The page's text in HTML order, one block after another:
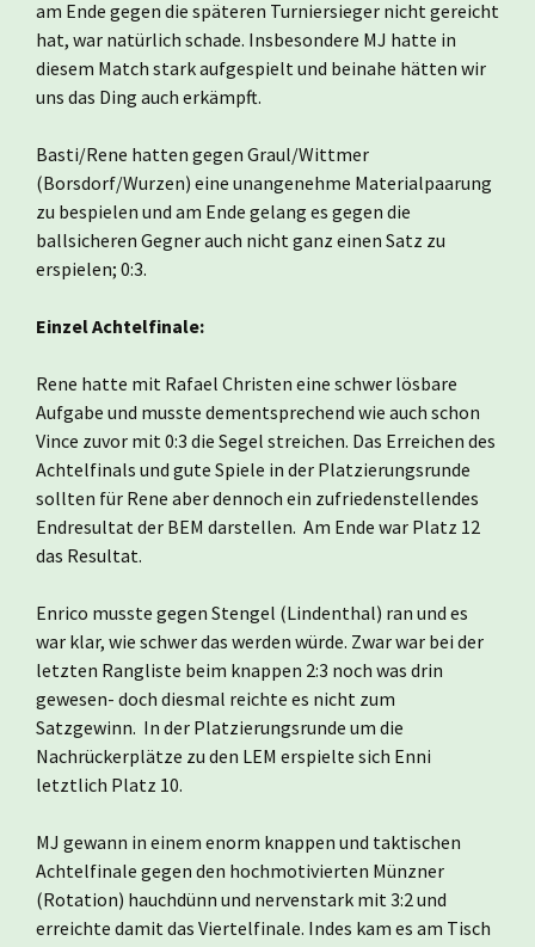
am Ende gegen die späteren Turniersieger nicht gereicht
hat, war natürlich schade. Insbesondere MJ hatte in
diesem Match stark aufgespielt und beinahe hätten wir
uns das Ding auch erkämpft.
Basti/Rene hatten gegen Graul/Wittmer
(Borsdorf/Wurzen) eine unangenehme Materialpaarung
zu bespielen und am Ende gelang es gegen die
ballsicheren Gegner auch nicht ganz einen Satz zu
erspielen; 0:3.
Einzel Achtelfinale:
Rene hatte mit Rafael Christen eine schwer lösbare
Aufgabe und musste dementsprechend wie auch schon
Vince zuvor mit 0:3 die Segel streichen. Das Erreichen des
Achtelfinals und gute Spiele in der Platzierungsrunde
sollten für Rene aber dennoch ein zufriedenstellendes
Endresultat der BEM darstellen. Am Ende war Platz 12
das Resultat.
Enrico musste gegen Stengel (Lindenthal) ran und es
war klar, wie schwer das werden würde. Zwar war bei der
letzten Rangliste beim knappen 2:3 noch was drin
gewesen- doch diesmal reichte es nicht zum
Satzgewinn. In der Platzierungsrunde um die
Nachrückerplätze zu den LEM erspielte sich Enni
letztlich Platz 10.
MJ gewann in einem enorm knappen und taktischen
Achtelfinale gegen den hochmotivierten Münzner
(Rotation) hauchdünn und nervenstark mit 3:2 und
erreichte damit das Viertelfinale. Indes kam es am Tisch